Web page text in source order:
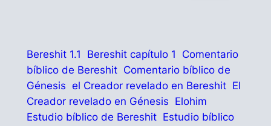
Bereshit 1.1 Bereshit capítulo 1
Comentario
bíblico de Bereshit Comentario bíblico de
Génesis el Creador revelado en Bereshit El
Creador revelado en Génesis Elohim
Estudio bíblico de Bereshit Estudio bíblico